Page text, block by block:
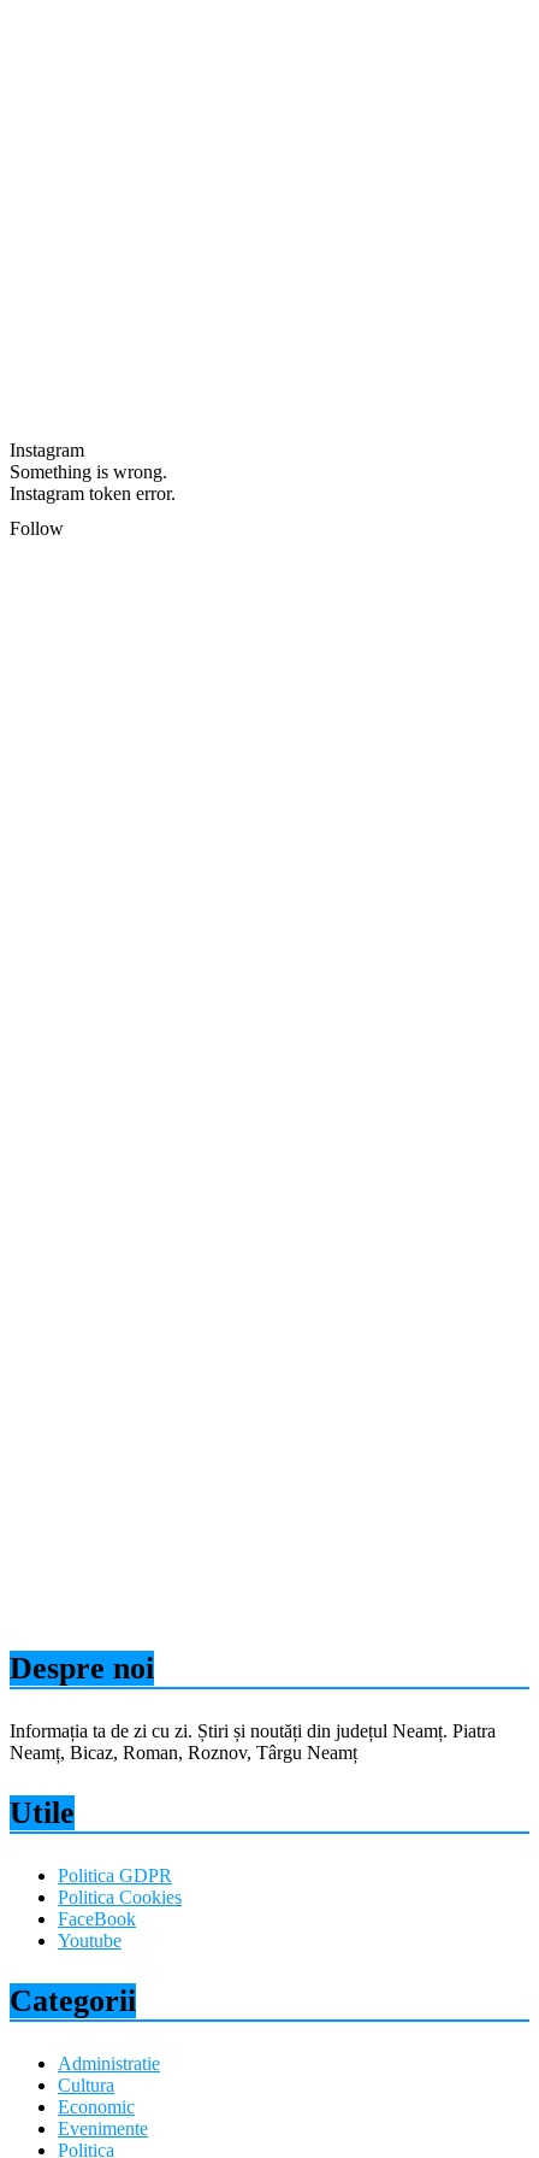
Instagram
Something is wrong.
Instagram token error.
Follow
Despre noi
Informația ta de zi cu zi. Știri și noutăți din județul Neamț. Piatra
Neamț, Bicaz, Roman, Roznov, Târgu Neamț
Utile
Politica GDPR
Politica Cookies
FaceBook
Youtube
Categorii
Administratie
Cultura
Economic
Evenimente
Politica